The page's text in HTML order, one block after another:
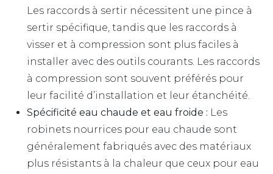
Les raccords à sertir nécessitent une pince à
sertir spécifique, tandis que les raccords à
visser et à compression sont plus faciles à
installer avec des outils courants. Les raccords
à compression sont souvent préférés pour
leur facilité d’installation et leur étanchéité.
Spécificité eau chaude et eau froide : Les
robinets nourrices pour eau chaude sont
généralement fabriqués avec des matériaux
plus résistants à la chaleur que ceux pour eau